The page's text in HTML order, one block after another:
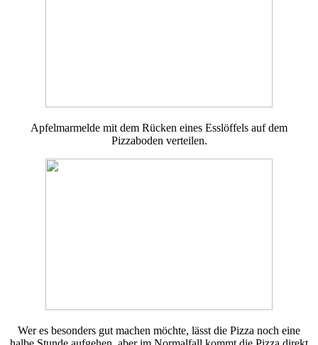
Apfelmarmelde mit dem Rücken eines Esslöffels auf dem
Pizzaboden verteilen.
Wer es besonders gut machen möchte, lässt die Pizza noch eine